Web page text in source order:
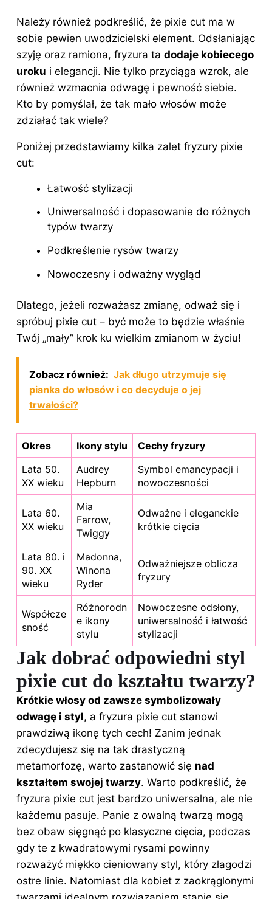
Należy również podkreślić, że pixie cut ma w
sobie pewien uwodzicielski element. Odsłaniając
szyję oraz ramiona, fryzura ta dodaje kobiecego
uroku i elegancji. Nie tylko przyciąga wzrok, ale
również wzmacnia odwagę i pewność siebie.
Kto by pomyślał, że tak mało włosów może
zdziałać tak wiele?
Poniżej przedstawiamy kilka zalet fryzury pixie
cut:
Łatwość stylizacji
Uniwersalność i dopasowanie do różnych
typów twarzy
Podkreślenie rysów twarzy
Nowoczesny i odważny wygląd
Dlatego, jeżeli rozważasz zmianę, odważ się i
spróbuj pixie cut – być może to będzie właśnie
Twój „mały” krok ku wielkim zmianom w życiu!
Zobacz również: Jak długo utrzymuje się
pianka do włosów i co decyduje o jej
trwałości?
Okres Ikony stylu
Cechy fryzury
Lata 50.
XX wieku
Audrey
Hepburn
Symbol emancypacji i
nowoczesności
Lata 60.
XX wieku
Mia
Farrow,
Twiggy
Odważne i eleganckie
krótkie cięcia
Lata 80. i
90. XX
wieku
Madonna,
Winona
Ryder
Odważniejsze oblicza
fryzury
Współcze
sność
Różnorodn
e ikony
stylu
Nowoczesne odsłony,
uniwersalność i łatwość
stylizacji
Jak dobrać odpowiedni styl
pixie cut do kształtu twarzy?
Krótkie włosy od zawsze symbolizowały
odwagę i styl, a fryzura pixie cut stanowi
prawdziwą ikonę tych cech! Zanim jednak
zdecydujesz się na tak drastyczną
metamorfozę, warto zastanowić się nad
kształtem swojej twarzy. Warto podkreślić, że
fryzura pixie cut jest bardzo uniwersalna, ale nie
każdemu pasuje. Panie z owalną twarzą mogą
bez obaw sięgnąć po klasyczne cięcia, podczas
gdy te z kwadratowymi rysami powinny
rozważyć miękko cieniowany styl, który złagodzi
ostre linie. Natomiast dla kobiet z zaokrąglonymi